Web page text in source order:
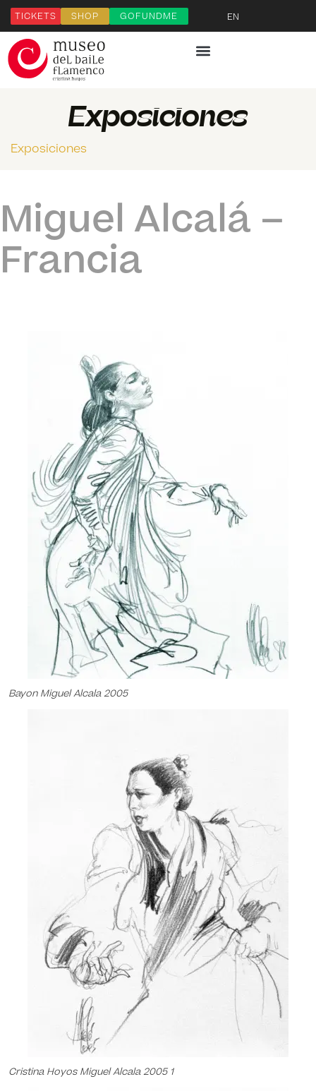
TICKETS SHOP GOFUNDME EN
Exposiciones
Exposiciones
Miguel Alcalá –
Francia
Bayon Miguel Alcala 2005
Cristina Hoyos Miguel Alcala 2005 1